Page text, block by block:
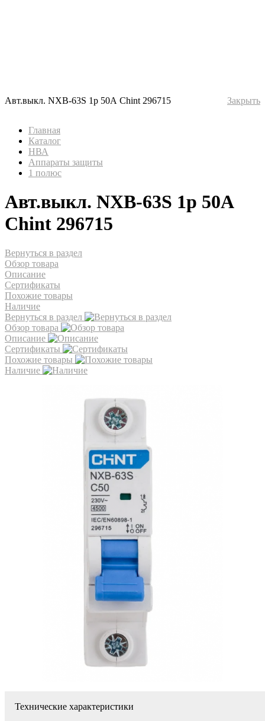
Авт.выкл. NXB-63S 1р 50А Chint 296715 Закрыть
Главная
Каталог
НВА
Аппараты защиты
1 полюс
Авт.выкл. NXB-63S 1р 50А
Chint 296715
Вернуться в раздел
Обзор товара
Описание
Сертификаты
Похожие товары
Наличие
Вернуться в раздел
Обзор товара
Описание
Сертификаты
Похожие товары
Наличие
Технические характеристики